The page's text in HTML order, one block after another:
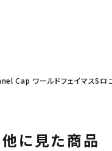
ワールドフェイマスSロゴ
に見た商品